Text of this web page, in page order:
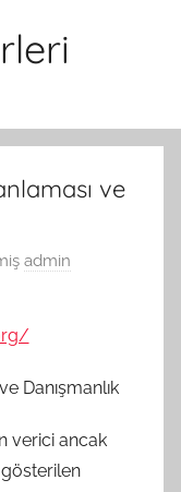
ve
admin
Danışmanlık
verici ancak